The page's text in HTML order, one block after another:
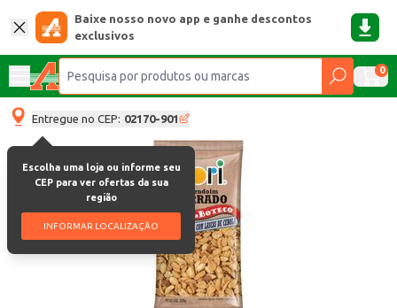
Baixe nosso novo app e ganhe descontos
exclusivos
0
Entregue no CEP: 02170-901
Escolha uma loja ou informe seu
CEP para ver ofertas da sua
região
INFORMAR LOCALIZAÇÃO